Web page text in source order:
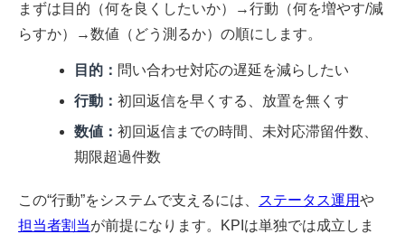
まずは目的（何を良くしたいか）→行動（何を増やす/減
らすか）→数値（どう測るか）の順にします。
目的： 問い合わせ対応の遅延を減らしたい
行動：初回返信を早くする、放置を無くす
数値：初回返信までの時間、未対応滞留件数、
期限超過件数
この“行動”をシステムで支えるには、 ステータス運用や
担当者割当が前提になります。KPIは単独では成立しま